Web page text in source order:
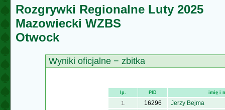
Rozgrywki Regionalne Luty 2025
Mazowiecki WZBS
Otwock
Wyniki oficjalne − zbitka
lp. PID imię i
1. 16296 Jerzy Bejma